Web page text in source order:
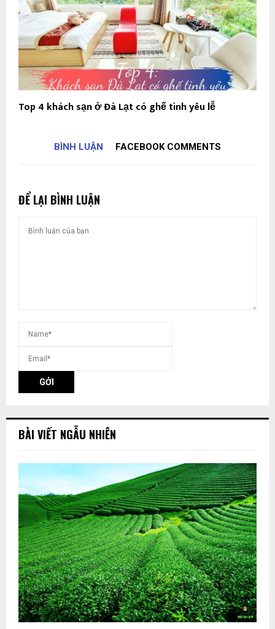
Top 4 khách sạn ở Đà Lạt có ghế tình yêu lễ
BÌNH LUẬN FACEBOOK COMMENTS
ĐỂ LẠI BÌNH LUẬN
BÀI VIẾT NGẪU NHIÊN